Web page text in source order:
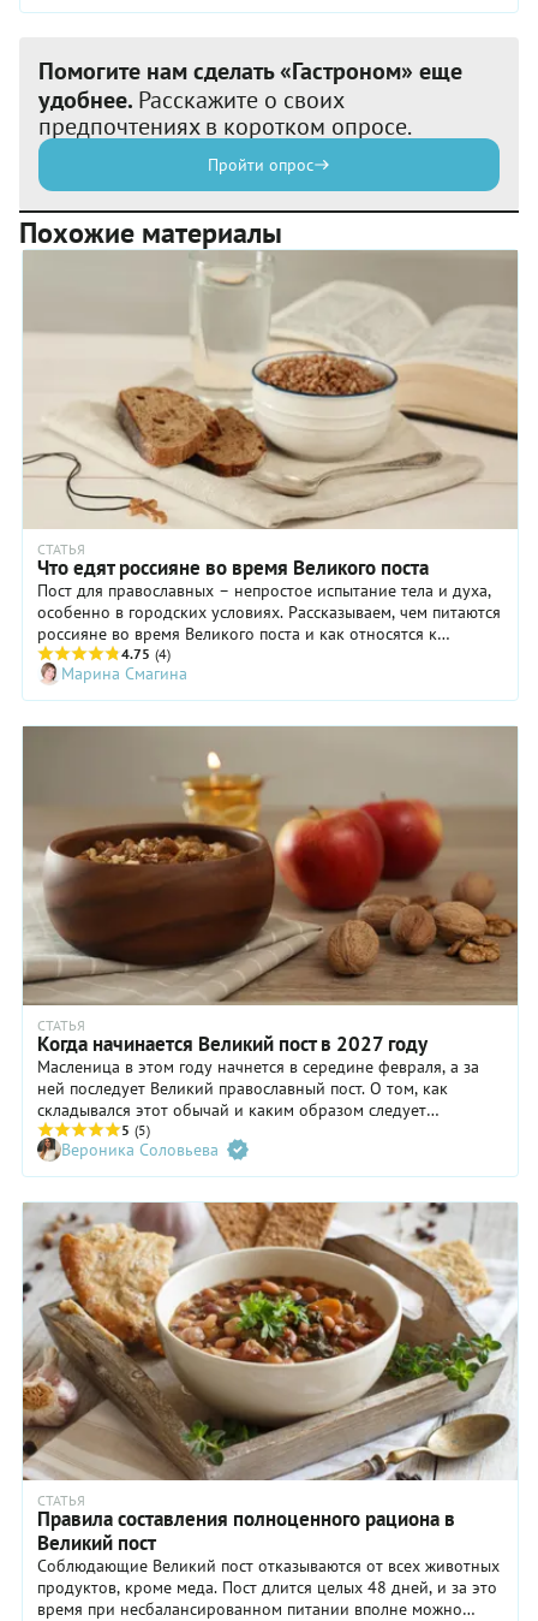
Помогите нам сделать «Гастроном» еще
удобнее. Расскажите о своих
предпочтениях в коротком опросе.
Пройти опрос
Похожие материалы
СТАТЬЯ
Что едят россияне во время Великого поста
Пост для православных – непростое испытание тела и духа,
особенно в городских условиях. Рассказываем, чем питаются
россияне во время Великого поста и как относятся к
религиозным ограничениям.
4.75 (4)
Марина Смагина
СТАТЬЯ
Когда начинается Великий пост в 2027 году
Масленица в этом году начнется в середине февраля, а за
ней последует Великий православный пост. О том, как
складывался этот обычай и каким образом следует
соблюдать пост, расскажем в этом материале.
5 (5)
Вероника Соловьева
СТАТЬЯ
Правила составления полноценного рациона в
Великий пост
Соблюдающие Великий пост отказываются от всех животных
продуктов, кроме меда. Пост длится целых 48 дней, и за это
время при несбалансированном питании вполне можно